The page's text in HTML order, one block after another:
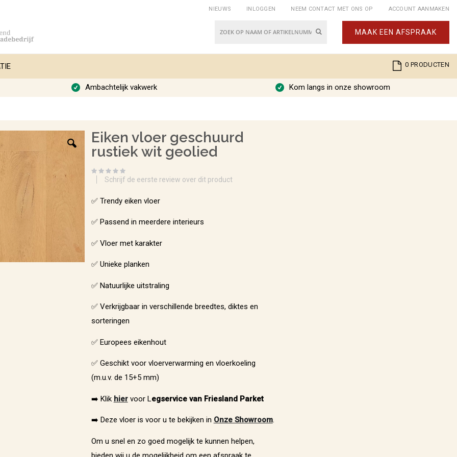
NIEUWS INLOGGEN NEEM CONTACT MET ONS OP ACCOUNT AANMAKEN
Cart
0 PRODUCTEN
Zoek MAAK EEN AFSPRAAK
Ambachtelijk vakwerk Kom langs in onze showroom
Eiken vloer geschuurd
rustiek wit geolied
Schrijf de eerste review over dit product
✅ Trendy eiken vloer
✅ Passend in meerdere interieurs
✅ Vloer met karakter
✅ Unieke planken
✅ Natuurlijke uitstraling
✅ Verkrijgbaar in verschillende breedtes, diktes en
sorteringen
✅ Europees eikenhout
✅ Geschikt voor vloerverwarming en vloerkoeling
(m.u.v. de 15+5 mm)
➡️ Klik hiervoor Legservice van Friesland Parket
➡️ Deze vloer is voor u te bekijken in Onze Showroom.
Om u snel en zo goed mogelijk te kunnen helpen,